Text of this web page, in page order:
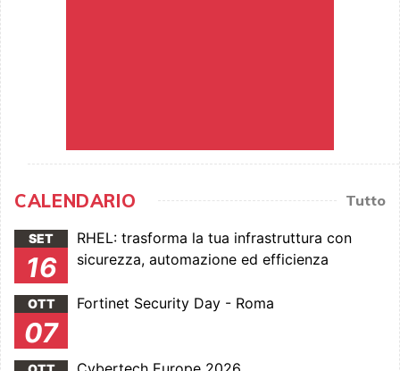
CALENDARIO Tutto
SET
16
RHEL: trasforma la tua infrastruttura con
sicurezza, automazione ed efficienza
OTT
07
Fortinet Security Day - Roma